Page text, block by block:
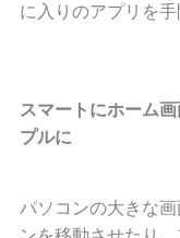
に入りのアプリを
スマートにホーム画
プルに
パソコンの大きな